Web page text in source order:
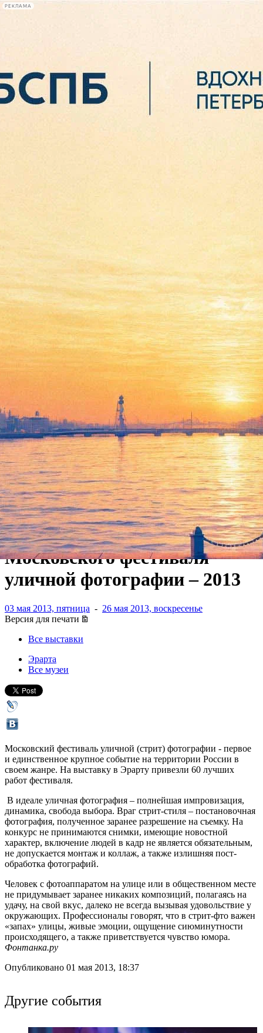
РЕКЛАМА
Сегодня:
2026.08.06
Выставка лучших работ
Московского фестиваля
уличной фотографии – 2013
03 мая 2013, пятница - 26 мая 2013, воскресенье
Версия для печати
Все выставки
Эрарта
Все музеи
Московский фестиваль уличной (стрит) фотографии - первое
и единственное крупное событие на территории России в
своем жанре. На выставку в Эрарту привезли 60 лучших
работ фестиваля.
В идеале уличная фотография – полнейшая импровизация,
динамика, свобода выбора. Враг стрит-стиля – постановочная
фотография, полученное заранее разрешение на съемку. На
конкурс не принимаются снимки, имеющие новостной
характер, включение людей в кадр не является обязательным,
не допускается монтаж и коллаж, а также излишняя пост-
обработка фотографий.
Человек с фотоаппаратом на улице или в общественном месте
не придумывает заранее никаких композиций, полагаясь на
удачу, на свой вкус, далеко не всегда вызывая удовольствие у
окружающих. Профессионалы говорят, что в стрит-фто важен
«запах» улицы, живые эмоции, ощущение сиюминутности
происходящего, а также приветствуется чувство юмора.
Фонтанка.ру
Опубликовано 01 мая 2013, 18:37
Другие события